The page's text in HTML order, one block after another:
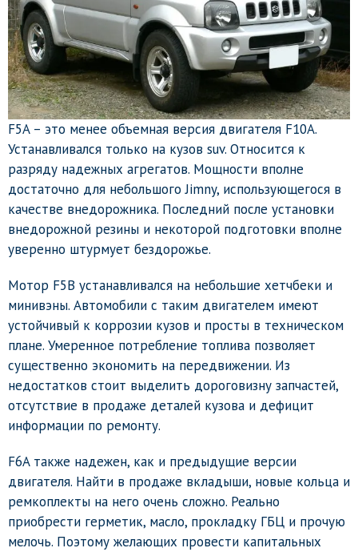
F5A – это менее объемная версия двигателя F10A.
Устанавливался только на кузов suv. Относится к
разряду надежных агрегатов. Мощности вполне
достаточно для небольшого Jimny, использующегося в
качестве внедорожника. Последний после установки
внедорожной резины и некоторой подготовки вполне
уверенно штурмует бездорожье.
Мотор F5B устанавливался на небольшие хетчбеки и
минивэны. Автомобили с таким двигателем имеют
устойчивый к коррозии кузов и просты в техническом
плане. Умеренное потребление топлива позволяет
существенно экономить на передвижении. Из
недостатков стоит выделить дороговизну запчастей,
отсутствие в продаже деталей кузова и дефицит
информации по ремонту.
F6A также надежен, как и предыдущие версии
двигателя. Найти в продаже вкладыши, новые кольца и
ремкоплекты на него очень сложно. Реально
приобрести герметик, масло, прокладку ГБЦ и прочую
мелочь. Поэтому желающих провести капитальных